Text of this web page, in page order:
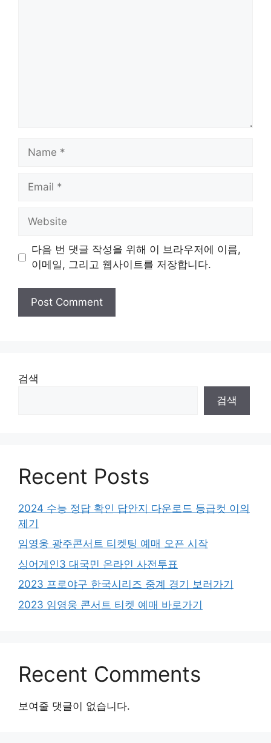
Name
Email
Website
다음 번 댓글 작성을 위해 이 브라우저에 이름,
이메일, 그리고 웹사이트를 저장합니다.
검색
검색
Recent Posts
2024 수능 정답 확인 답안지 다운로드 등급컷 이의
제기
임영웅 광주콘서트 티켓팅 예매 오픈 시작
싱어게인3 대국민 온라인 사전투표
2023 프로야구 한국시리즈 중계 경기 보러가기
2023 임영웅 콘서트 티켓 예매 바로가기
Recent Comments
보여줄 댓글이 없습니다.